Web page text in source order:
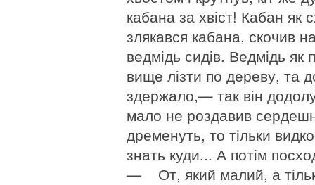
кабана за хвіст! Кабан як
злякався кабана, скочив
ведмідь сидів. Ведмідь як
вище лізти по дереву, та
здержало,— так він
мало не роздавив
дременуть, то тільки
знать куди... А потім
— От, який малий, а